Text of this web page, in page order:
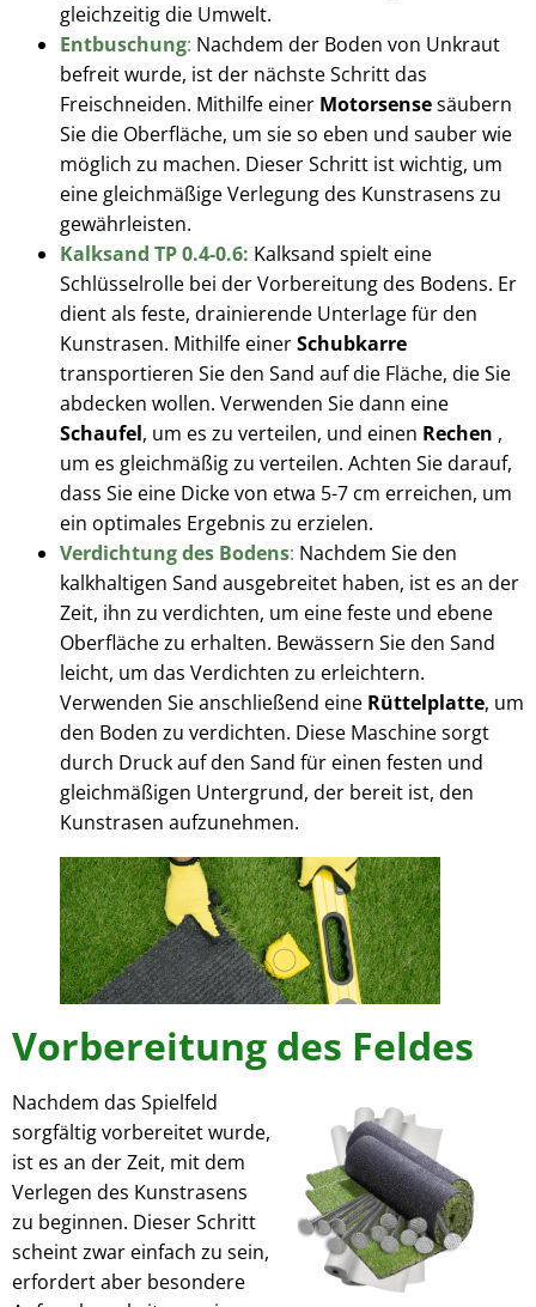
gleichzeitig die Umwelt.
Entbuschung: Nachdem der Boden von Unkraut
befreit wurde, ist der nächste Schritt das
Freischneiden. Mithilfe einer Motorsensesäubern
Sie die Oberfläche, um sie so eben und sauber wie
möglich zu machen. Dieser Schritt ist wichtig, um
eine gleichmäßige Verlegung des Kunstrasens zu
gewährleisten.
Kalksand TP 0.4-0.6: Kalksand spielt eine
Schlüsselrolle bei der Vorbereitung des Bodens. Er
dient als feste, drainierende Unterlage für den
Kunstrasen. Mithilfe einerSchubkarre
transportieren Sie den Sand auf die Fläche, die Sie
abdecken wollen. Verwenden Sie dann eine
Schaufel, um es zu verteilen, und einen Rechen ,
um es gleichmäßig zu verteilen. Achten Sie darauf,
dass Sie eine Dicke von etwa 5-7 cm erreichen, um
ein optimales Ergebnis zu erzielen.
Verdichtung des Bodens: Nachdem Sie den
kalkhaltigen Sand ausgebreitet haben, ist es an der
Zeit, ihn zu verdichten, um eine feste und ebene
Oberfläche zu erhalten. Bewässern Sie den Sand
leicht, um das Verdichten zu erleichtern.
Verwenden Sie anschließend eine Rüttelplatte, um
den Boden zu verdichten. Diese Maschine sorgt
durch Druck auf den Sand für einen festen und
gleichmäßigen Untergrund, der bereit ist, den
Kunstrasen aufzunehmen.
Vorbereitung des Feldes
Nachdem das Spielfeld
sorgfältig vorbereitet wurde,
ist es an der Zeit, mit dem
Verlegen des Kunstrasens
zu beginnen. Dieser Schritt
scheint zwar einfach zu sein,
erfordert aber besondere